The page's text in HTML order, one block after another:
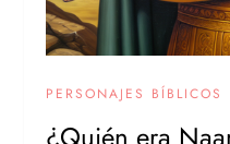
PERSONAJES BÍBLICOS